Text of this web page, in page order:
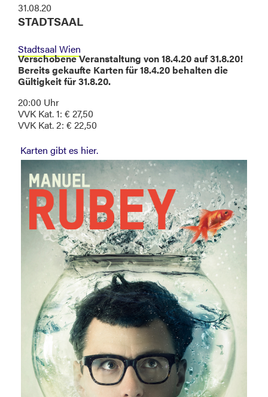
31.08.20
STADTSAAL
Stadtsaal Wien
Verschobene Veranstaltung von 18.4.20 auf 31.8.20!
Bereits gekaufte Karten für 18.4.20 behalten die
Gültigkeit für 31.8.20.
20:00 Uhr
VVK Kat. 1: € 27,50
VVK Kat. 2: € 22,50
Karten gibt es hier.